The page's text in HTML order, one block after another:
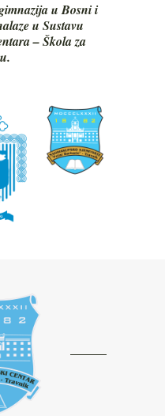
u Bosni i
u Sustavu
– Škola za